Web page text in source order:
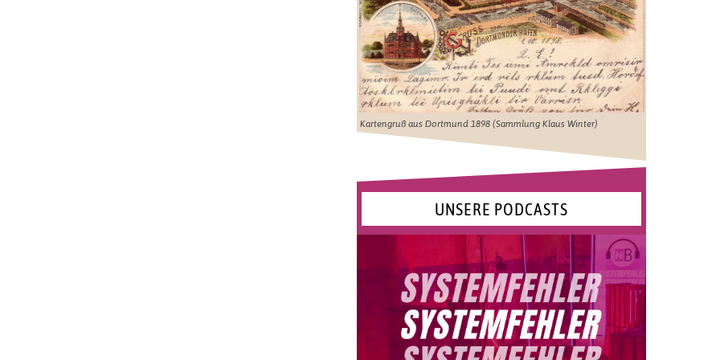
Kartengruß aus Dortmund 1898 (Sammlung Klaus Winter)
UNSERE PODCASTS